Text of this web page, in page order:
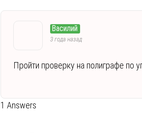
Василий
3 года назад
Пройти проверку на полиграфе по
1 Answers